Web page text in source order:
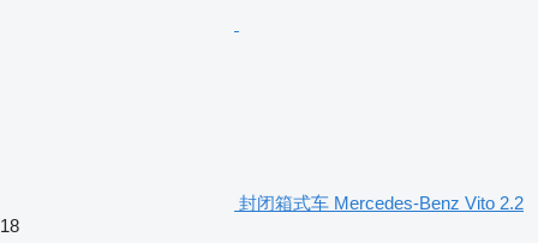
封闭箱式车 Mercedes-Benz Vito 2.2
18